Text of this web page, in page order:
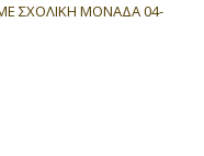
ΣΧΟΛΙΚΗ ΜΟΝΑΔΑ 04-